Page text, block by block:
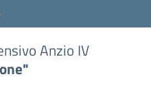
Anzio IV